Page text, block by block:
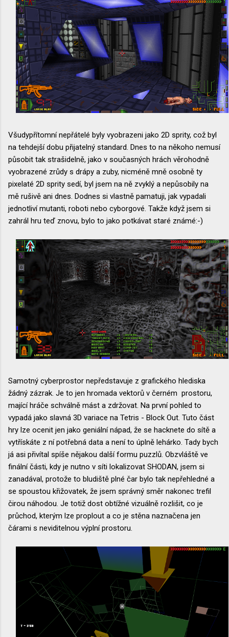
Všudypřítomní nepřátelé byly vyobrazeni jako 2D sprity, což byl
na tehdejší dobu přijatelný standard. Dnes to na někoho nemusí
působit tak strašidelně, jako v současných hrách věrohodně
vyobrazené zrůdy s drápy a zuby, nicméně mně osobně ty
pixelaté 2D sprity sedí, byl jsem na ně zvyklý a nepůsobily na
mě rušivě ani dnes. Dodnes si vlastně pamatuji, jak vypadali
jednotliví mutanti, roboti nebo cyborgové. Takže když jsem si
zahrál hru teď znovu, bylo to jako potkávat staré známé:-)
Samotný cyberprostor nepředstavuje z grafického hlediska
žádný zázrak. Je to jen hromada vektorů v černém prostoru,
mající hráče schválně mást a zdržovat. Na první pohled to
vypadá jako slavná 3D variace na Tetris - Block Out. Tuto část
hry lze ocenit jen jako geniální nápad, že se hacknete do sítě a
vytřískáte z ní potřebná data a není to úplně lehárko. Tady bych
já asi přivítal spíše nějakou další formu puzzlů. Obzvláště ve
finální části, kdy je nutno v síti lokalizovat SHODAN, jsem si
zanadával, protože to bludiště plné čar bylo tak nepřehledné a
se spoustou křižovatek, že jsem správný směr nakonec trefil
čirou náhodou. Je totiž dost obtížné vizuálně rozlišit, co je
průchod, kterým lze proplout a co je stěna naznačena jen
čárami s neviditelnou výplní prostoru.